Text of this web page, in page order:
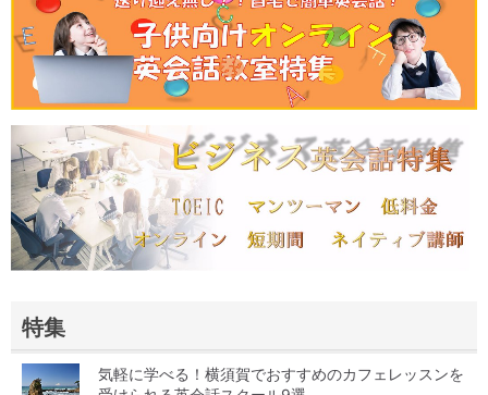
特集
気軽に学べる！横須賀でおすすめのカフェレッスンを